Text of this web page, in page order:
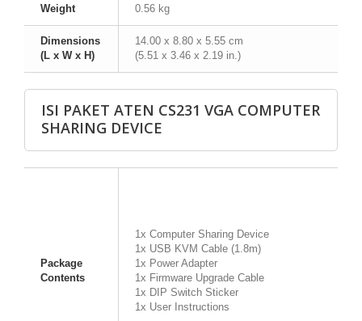
Weight 0.56 kg
Dimensions
(L x W x H)
14.00 x 8.80 x 5.55 cm
(5.51 x 3.46 x 2.19 in.)
ISI PAKET ATEN CS231 VGA COMPUTER
SHARING DEVICE
Package
Contents
1x Computer Sharing Device
1x USB KVM Cable (1.8m)
1x Power Adapter
1x Firmware Upgrade Cable
1x DIP Switch Sticker
1x User Instructions